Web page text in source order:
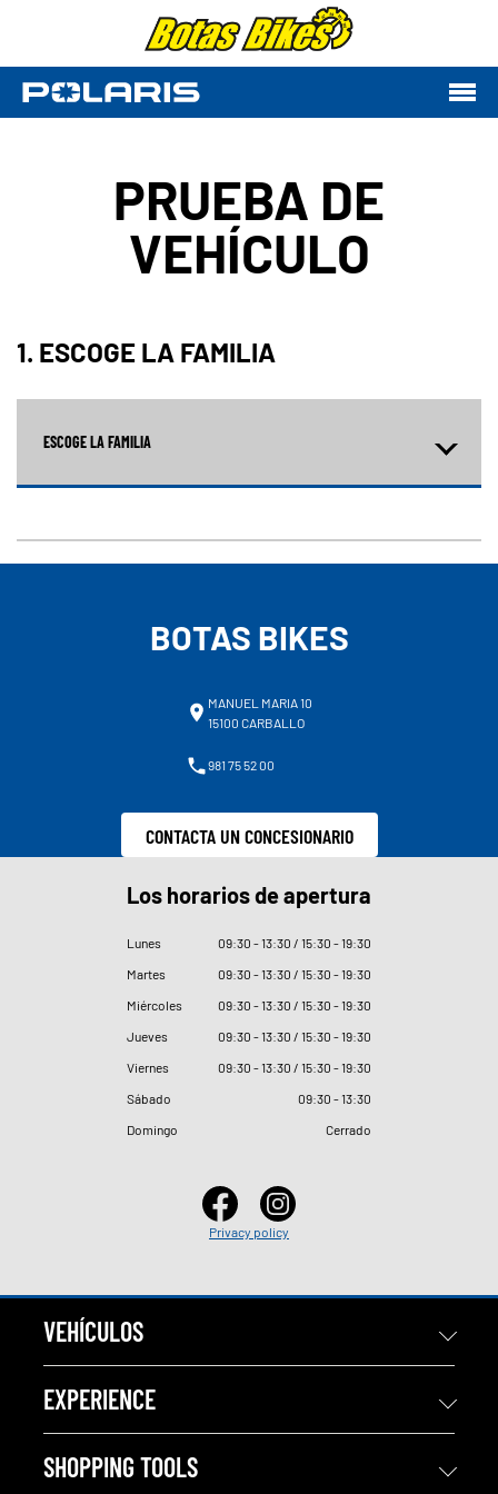
PRUEBA DE
VEHÍCULO
1. ESCOGE LA FAMILIA
ESCOGE LA FAMILIA
BOTAS BIKES
MANUEL MARIA 10
15100 CARBALLO
981 75 52 00
CONTACTA UN CONCESIONARIO
Los horarios de apertura
Lunes 09:30 - 13:30 / 15:30 - 19:30
Martes
09:30 - 13:30 / 15:30 - 19:30
Miércoles
09:30 - 13:30 / 15:30 - 19:30
Jueves
09:30 - 13:30 / 15:30 - 19:30
Viernes
09:30 - 13:30 / 15:30 - 19:30
Sábado
09:30 - 13:30
Domingo
Cerrado
Privacy policy
VEHÍCULOS
EXPERIENCE
SHOPPING TOOLS